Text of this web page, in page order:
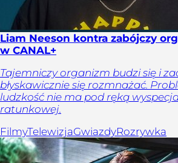
Liam Neeson kontra zabójczy
w CANAL+
Tajemniczy organizm budzi się i
błyskawicznie się rozmnażać.
ludzkość nie ma pod ręką
ratunkowej.
FilmyTelewizjaGwiazdyRozrywka